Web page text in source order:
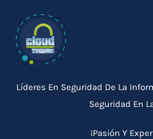
Líderes En Seguridad De La
Seguridad En
¡Pasión Y